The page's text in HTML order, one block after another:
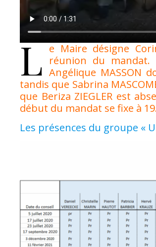
L e Maire désigne
réunion du mandat.
Angélique MASSON
tandis que Sabrina
que Beriza ZIEGLER est
début du mandat se fixe à
Les présences du groupe «